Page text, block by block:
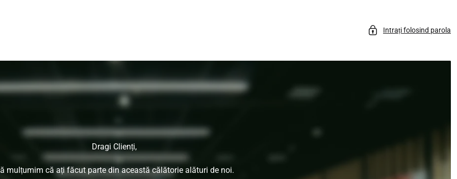
Intrați folosind parola
Dragi Clienți,
mulțumim că ați făcut parte din această călătorie alături de noi.